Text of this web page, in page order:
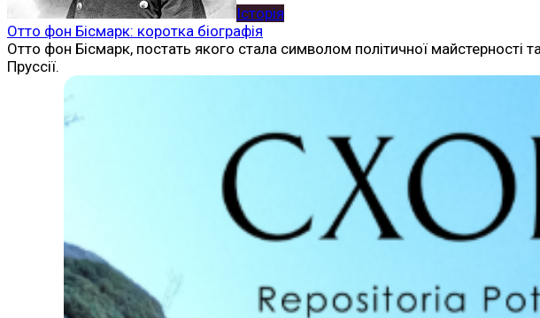
Історія
Отто фон Бісмарк: коротка біографія
Отто фон Бісмарк, постать якого стала символом політичної майстерності
Пруссії.